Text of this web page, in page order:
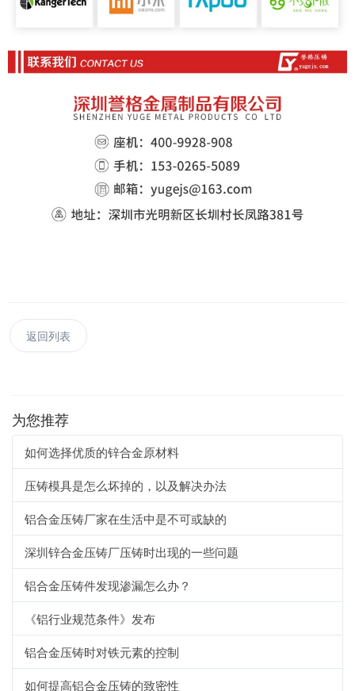
返回列表
为您推荐
如何选择优质的锌合金原材料
压铸模具是怎么坏掉的，以及解决办法
铝合金压铸厂家在生活中是不可或缺的
深圳锌合金压铸厂压铸时出现的一些问题
铝合金压铸件发现渗漏怎么办？
《铝行业规范条件》发布
铝合金压铸时对铁元素的控制
如何提高铝合金压铸的致密性